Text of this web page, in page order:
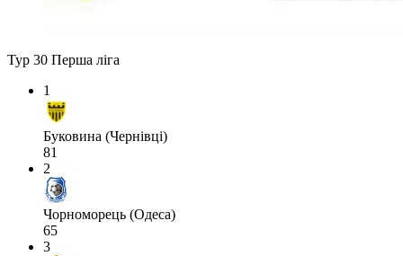
Тур 30 Перша ліга
1
Буковина (Чернівці)
81
2
Чорноморець (Одеса)
65
3